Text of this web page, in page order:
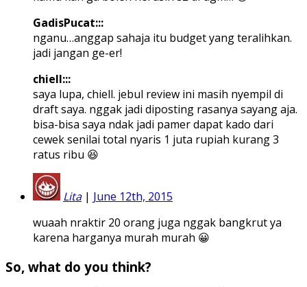
GadisPucat:::
nganu…anggap sahaja itu budget yang teralihkan.
jadi jangan ge-er!
chiell:::
saya lupa, chiell. jebul review ini masih nyempil di
draft saya. nggak jadi diposting rasanya sayang aja.
bisa-bisa saya ndak jadi pamer dapat kado dari
cewek senilai total nyaris 1 juta rupiah kurang 3
ratus ribu 😆
Lita| June 12th, 2015
wuaah nraktir 20 orang juga nggak bangkrut ya
karena harganya murah murah 😀
So, what do you think?